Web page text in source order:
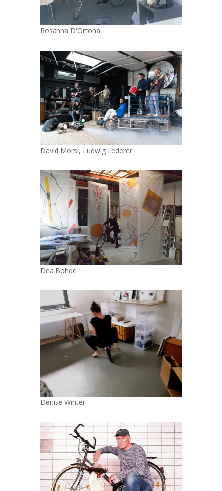
Rosanna D'Ortona
David Morsi, Ludwig Lederer
Dea Bohde
Denise Winter